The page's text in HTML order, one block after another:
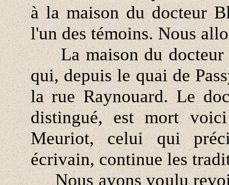
à la maison du docteur
l'un des témoins. Nous
La maison du docteur
qui, depuis le quai de
la rue Raynouard. Le
distingué, est mort
Meuriot, celui qui
écrivain, continue les
Nous avons voulu